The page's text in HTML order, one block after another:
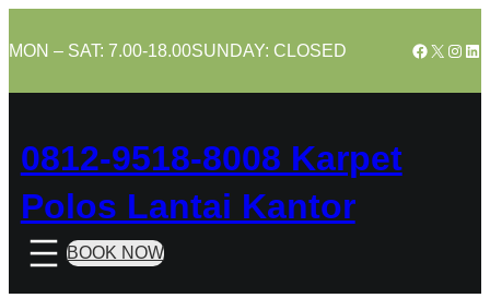
to
MON – SAT: 7.00-18.00SUNDAY: CLOSED Facebook
X
0812-9518-8008 Karpet
Polos Lantai Kantor
BOOK NOW